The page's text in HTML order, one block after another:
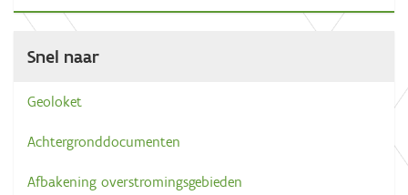
Snel naar
Geoloket
Achtergronddocumenten
Afbakening overstromingsgebieden